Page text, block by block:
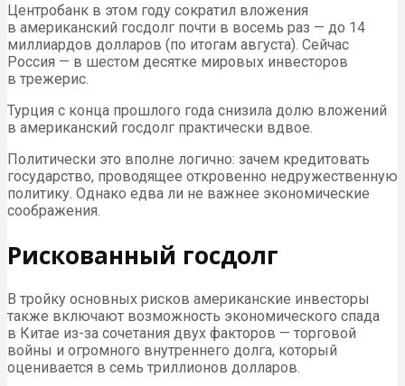
Центробанк в этом году сократил вложения
в американский госдолг почти в восемь раз — до 14
миллиардов долларов (по итогам августа). Сейчас
Россия — в шестом десятке мировых инвесторов
в трежерис.
Турция c конца прошлого года снизила долю вложений
в американский госдолг практически вдвое.
Политически это вполне логично: зачем кредитовать
государство, проводящее откровенно недружественную
политику. Однако едва ли не важнее экономические
соображения.
Рискованный госдолг
В тройку основных рисков американские инвесторы
также включают возможность экономического спада
в Китае из-за сочетания двух факторов — торговой
войны и огромного внутреннего долга, который
оценивается в семь триллионов долларов.